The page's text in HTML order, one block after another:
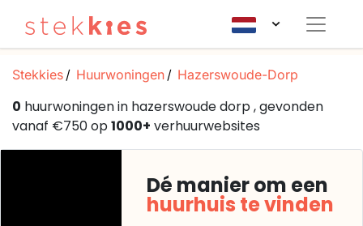
Stekkies Huurwoningen Hazerswoude-Dorp
0 huurwoningen in hazerswoude dorp , gevonden
vanaf €750 op1000+ verhuurwebsites
Dé manier om een
huurhuis te vinden